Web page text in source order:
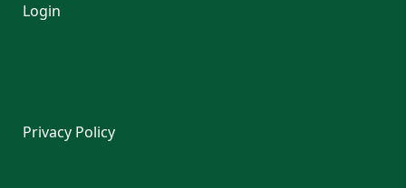
Login
Privacy Policy